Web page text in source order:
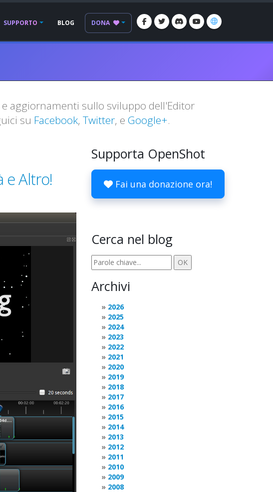
SUPPORTO BLOG DONA
aggiornamenti sullo sviluppo dell'Editor
su Facebook, Twitter, e Google+.
e Altro!
Supporta OpenShot
Fai una donazione ora!
Cerca nel blog
Archivi
2026
2025
2024
2023
2022
2021
2020
2019
2018
2017
2016
2015
2014
2013
2012
2011
2010
2009
2008